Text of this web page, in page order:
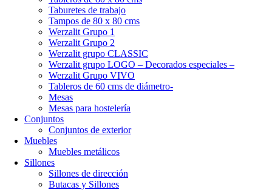
Taburetes de trabajo
Tampos de 80 x 80 cms
Werzalit Grupo 1
Werzalit Grupo 2
Werzalit grupo CLASSIC
Werzalit grupo LOGO – Decorados especiales –
Werzalit Grupo VIVO
Tableros de 60 cms de diámetro-
Mesas
Mesas para hostelería
Conjuntos
Conjuntos de exterior
Muebles
Muebles metálicos
Sillones
Sillones de dirección
Butacas y Sillones